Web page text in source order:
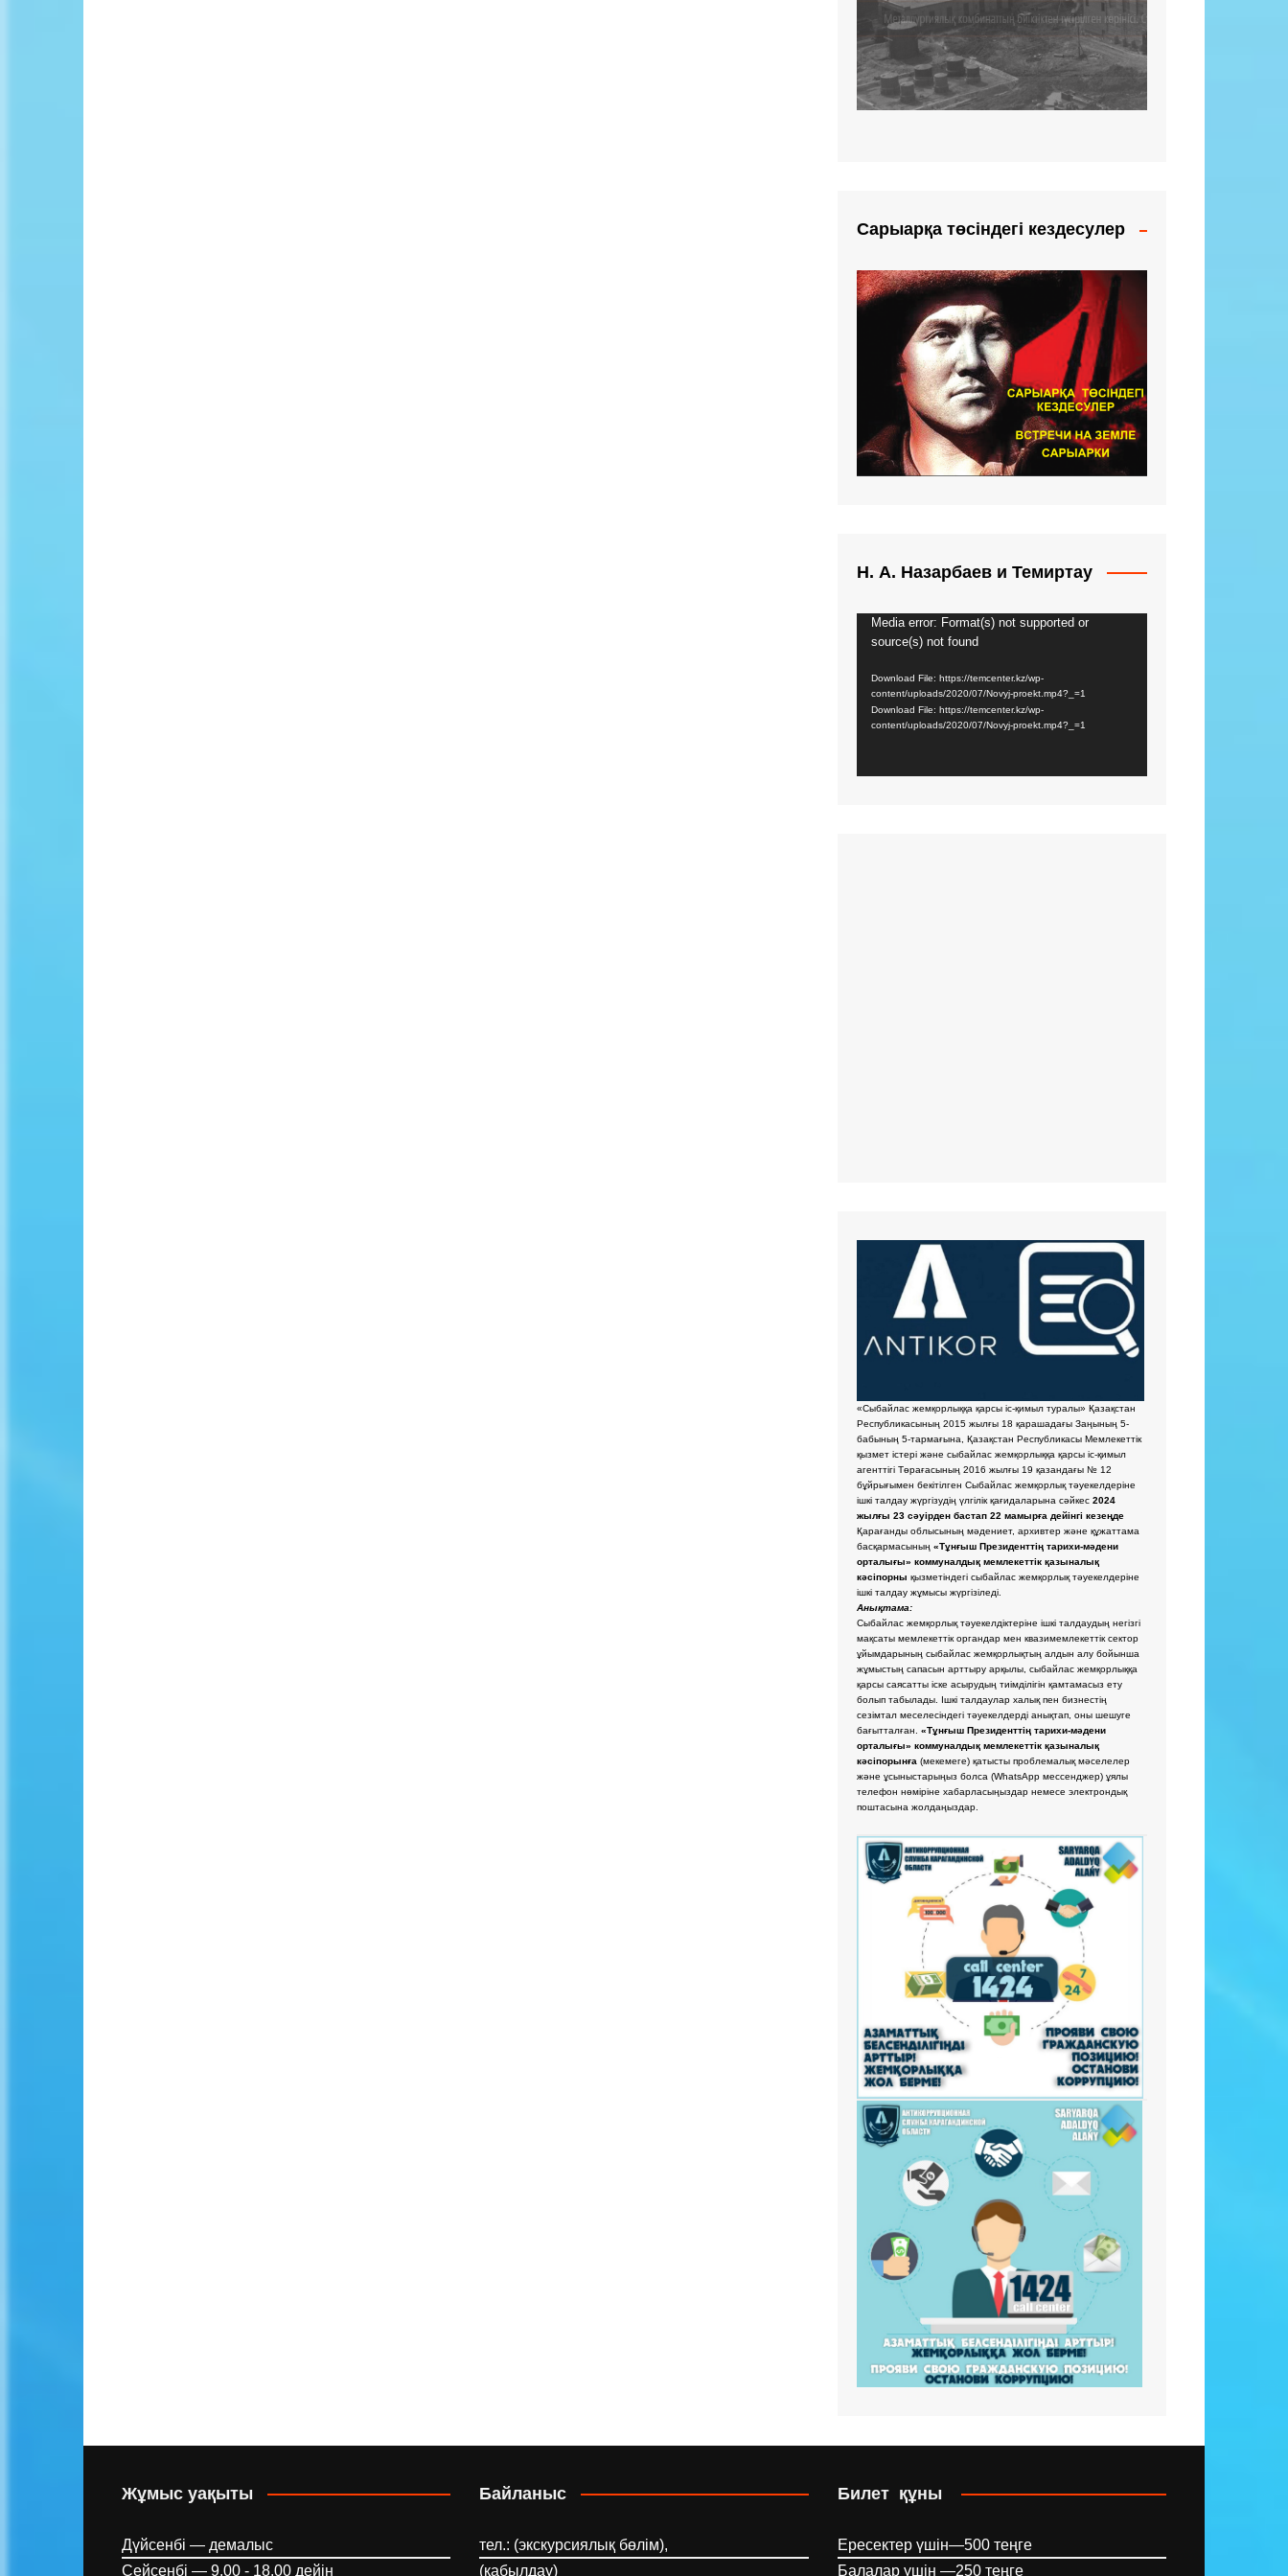
Сарыарқа төсіндегі кездесулер
Н. А. Назарбаев и Темиртау
Video
Player
Media error: Format(s) not supported or
source(s) not found
Download File: https://temcenter.kz/wp-
content/uploads/2020/07/Novyj-proekt.mp4?_=1
Download File: https://temcenter.kz/wp-
content/uploads/2020/07/Novyj-proekt.mp4?_=1
«Сыбайлас жемқорлыққа қарсы іс-қимыл туралы» Қазақстан
Республикасының 2015 жылғы 18 қарашадағы Заңының 5-
бабының 5-тармағына, Қазақстан Республикасы Мемлекеттік
қызмет істері және сыбайлас жемқорлыққа қарсы іс-қимыл
агенттігі Төрағасының 2016 жылғы 19 қазандағы № 12
бұйрығымен бекітілген Сыбайлас жемқорлық тәуекелдеріне
ішкі талдау жүргізудің үлгілік қағидаларына сәйкес2024
жылғы 23 сәуірден бастап 22 мамырға дейінгі кезеңде
Қарағанды облысының мәдениет, архивтер және құжаттама
басқармасының «Тұнғыш Президенттің тарихи-мәдени
орталығы» коммуналдық мемлекеттік қазыналық
кәсіпорны қызметіндегі сыбайлас жемқорлық тәуекелдеріне
ішкі талдау жұмысы жүргізіледі.
Анықтама:
Сыбайлас жемқорлық тәуекелдіктеріне ішкі талдаудың негізгі
мақсаты мемлекеттік органдар мен квазимемлекеттік сектор
ұйымдарының сыбайлас жемқорлықтың алдын алу бойынша
жұмыстың сапасын арттыру арқылы, сыбайлас жемқорлыққа
қарсы саясатты іске асырудың тиімділігін қамтамасыз ету
болып табылады. Ішкі талдаулар халық пен бизнестің
сезімтал меселесіндегі тәуекелдерді анықтап, оны шешуге
бағытталған. «Тұнғыш Президенттің тарихи-мәдени
орталығы» коммуналдық мемлекеттік қазыналық
кәсіпорынға(мекемеге) қатысты проблемалық мәселелер
және ұсыныстарыңыз болса (WhatsApp мессенджер) ұялы
телефон нөміріне хабарласыңыздар немесе электрондық
поштасына жолдаңыздар.
Жұмыс уақыты
Дүйсенбі — демалыс
Сейсенбі — 9.00 - 18.00 дейін
Байланыс
тел.: (экскурсиялық бөлім),
(қабылдау)
Билет құны
Ересектер үшін—500 теңге
Балалар үшін —250 теңге